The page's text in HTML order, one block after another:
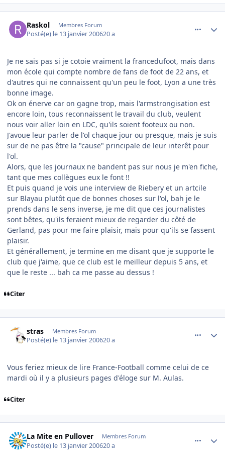
Raskol Membres Forum
Posté(e) le 13 janvier 200620 a
Je ne sais pas si je cotoie vraiment la francedufoot, mais dans
mon école qui compte nombre de fans de foot de 22 ans, et
d'autres qui ne connaissent qu'un peu le foot, Lyon a une très
bonne image.
Ok on énerve car on gagne trop, mais l'armstrongisation est
encore loin, tous reconnaissent le travail du club, veulent
nous voir aller loin en LDC, qu'ils soient footeux ou non.
J'avoue leur parler de l'ol chaque jour ou presque, mais je suis
sur de ne pas être la "cause" principale de leur interêt pour
l'ol.
Alors, que les journaux ne bandent pas sur nous je m'en fiche,
tant que mes collègues eux le font !!
Et puis quand je vois une interview de Riebery et un artcile
sur Blayau plutôt que de bonnes choses sur l'ol, bah je le
prends dans le sens inverse, je me dit que ces journalistes
sont bêtes, qu'ils feraient mieux de regarder du côté de
Gerland, pas pour me faire plaisir, mais pour qu'ils se fassent
plaisir.
Et générallement, je termine en me disant que je supporte le
club que j'aime, que ce club est le meilleur depuis 5 ans, et
que le reste ... bah ca me passe au dessus !
Citer
stras Membres Forum
Posté(e) le 13 janvier 200620 a
Vous feriez mieux de lire France-Football comme celui de ce
mardi où il y a plusieurs pages d'éloge sur M. Aulas.
Citer
La Mite en Pullover Membres Forum
Posté(e) le 13 janvier 200620 a